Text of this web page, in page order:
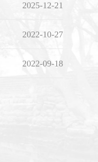
2025-12-21
2022-10-27
2022-09-18